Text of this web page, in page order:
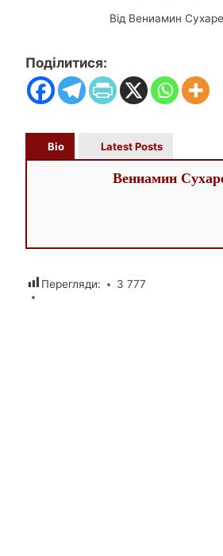
Від Вениамин
Поділитися:
Bio Latest Posts
Вениамин
Перегляди: 3 777